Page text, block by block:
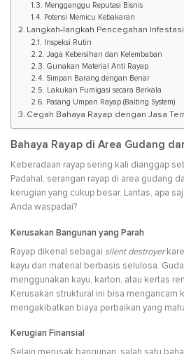
Mengganggu Reputasi Bisnis
Potensi Memicu Kebakaran
Langkah-langkah Pencegahan
Inspeksi Rutin
Jaga Kebersihan dan Kelembaban
Gunakan Material Anti Rayap
Simpan Barang dengan Benar
Lakukan Fumigasi secara Berkala
Pasang Umpan Rayap (Baiting System)
Cegah Bahaya Rayap dengan Jasa
Bahaya Rayap di Area Gudang
Keberadaan rayap sering kali dianggap
Padahal, serangan rayap di area gudang
kerugian yang cukup besar. Lantas, apa
Anda waspadai?
Kerusakan Bangunan yang Parah
Rayap dikenal sebagai silent destroyer
kayu dan material berbasis selulosa.
menggunakan kayu, karton, atau kertas
Kerusakan struktural ini bisa mengancam
mengakibatkan biaya perbaikan yang
Kerugian Finansial